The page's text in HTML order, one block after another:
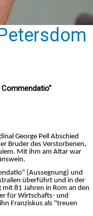
George Pell Abschied
Bruder des Verstorbenen,
Mit ihm am Altar war
(Aussegnung) und
überführt und in der
81 Jahren in Rom an den
für Wirtschafts- und
Franziskus als "treuen